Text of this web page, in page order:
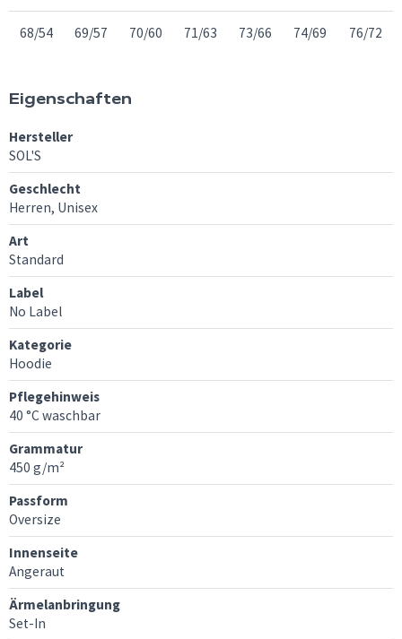
68/54 69/57 70/60 71/63 73/66 74/69 76/72
Eigenschaften
Hersteller
SOL'S
Geschlecht
Herren, Unisex
Art
Standard
Label
No Label
Kategorie
Hoodie
Pflegehinweis
40 °C waschbar
Grammatur
450 g/m²
Passform
Oversize
Innenseite
Angeraut
Ärmelanbringung
Set-In